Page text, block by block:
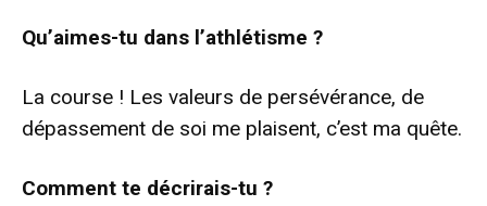
Qu’aimes-tu dans l’athlétisme ?
La course ! Les valeurs de persévérance, de
dépassement de soi me plaisent, c’est ma quête.
Comment te décrirais-tu ?